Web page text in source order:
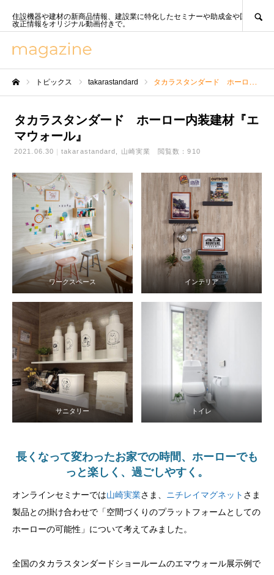
住設機器や建材の新商品情報、建設業に特化したセミナーや助成金や国策、法
改正情報をオリジナル動画付きで。
トピックス takarastandard タカラスタンダード ホーロー内装建材『エマウォール』
タカラスタンダード ホーロー内装建材『エ
マウォール』
2021.06.30 takarastandard 山崎実業 閲覧数：910
ワークスペース インテリア
サニタリー トイレ
長くなって変わったお家での時間、ホーローでも
っと楽しく、過ごしやすく。
オンラインセミナーでは山崎実業さま、 ニチレイマグネット さま
製品との掛け合わせで「空間づくりのプラットフォームとしての
ホーローの可能性」について考えてみました。
全国のタカラスタンダードショールームのエマウォール展示例で